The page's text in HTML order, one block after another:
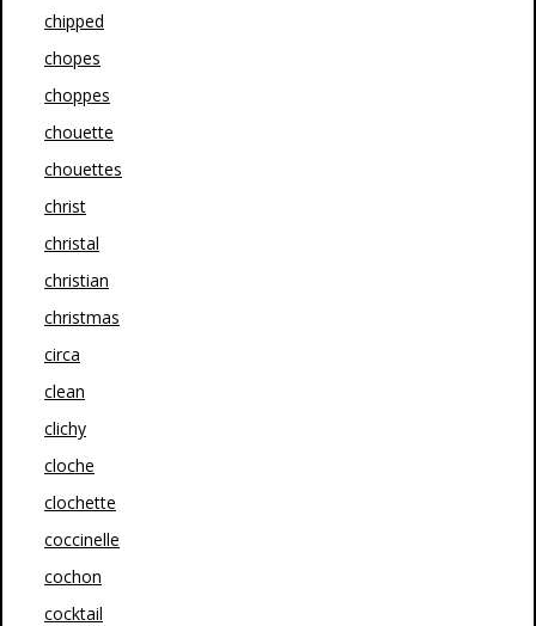
chipped
chopes
choppes
chouette
chouettes
christ
christal
christian
christmas
circa
clean
clichy
cloche
clochette
coccinelle
cochon
cocktail